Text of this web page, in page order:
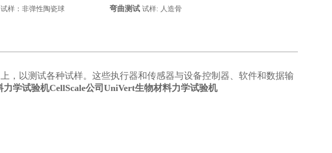
试样：非弹性陶瓷球 弯曲测试 试样: 人造骨
，以测试各种试样。这些执行器和传感器与设备控制器、软件和数据输
力学试验机CellScale公司UniVert生物材料力学试验机